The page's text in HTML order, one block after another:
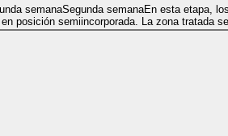
semanaSegunda semanaEn esta etapa,
posición semiincorporada. La zona tratada